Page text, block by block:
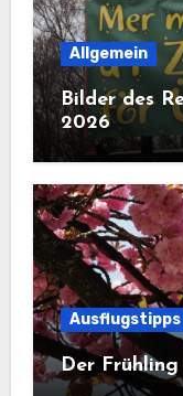
Allgemein
Bilder des
2026
Ausflugstipps
Der